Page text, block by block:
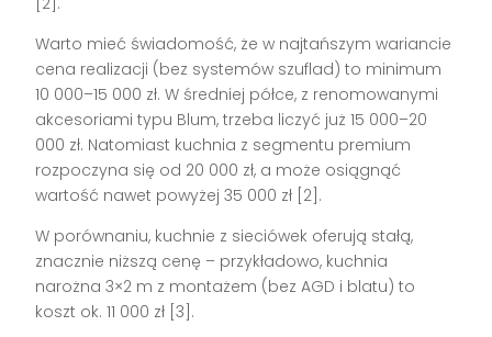
Warto mieć świadomość, że w najtańszym wariancie
cena realizacji (bez systemów szuflad) to minimum
10 000–15 000 zł. W średniej półce, z renomowanymi
akcesoriami typu Blum, trzeba liczyć już 15 000–20
000 zł. Natomiast kuchnia z segmentu premium
rozpoczyna się od 20 000 zł, a może osiągnąć
wartość nawet powyżej 35 000 zł [2] .
W porównaniu, kuchnie z sieciówek oferują stałą,
znacznie niższą cenę – przykładowo, kuchnia
narożna 3×2 m z montażem (bez AGD i blatu) to
koszt ok. 11 000 zł [3] .